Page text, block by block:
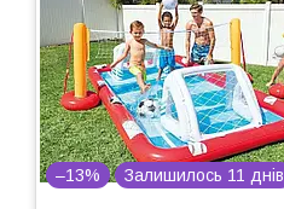
–13% Залишилось 11 днів